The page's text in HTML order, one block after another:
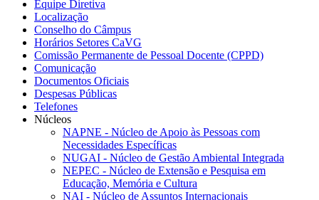
Equipe Diretiva
Localização
Conselho do Câmpus
Horários Setores CaVG
Comissão Permanente de Pessoal Docente (CPPD)
Comunicação
Documentos Oficiais
Despesas Públicas
Telefones
Núcleos
NAPNE - Núcleo de Apoio às Pessoas com
Necessidades Específicas
NUGAI - Núcleo de Gestão Ambiental Integrada
NEPEC - Núcleo de Extensão e Pesquisa em
Educação, Memória e Cultura
NAI - Núcleo de Assuntos Internacionais